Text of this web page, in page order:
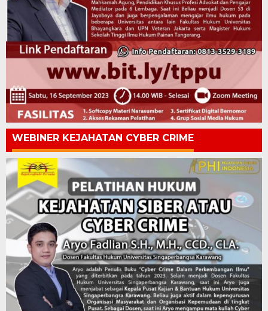
WEBINER KEJAHATAN CYBER CRIME